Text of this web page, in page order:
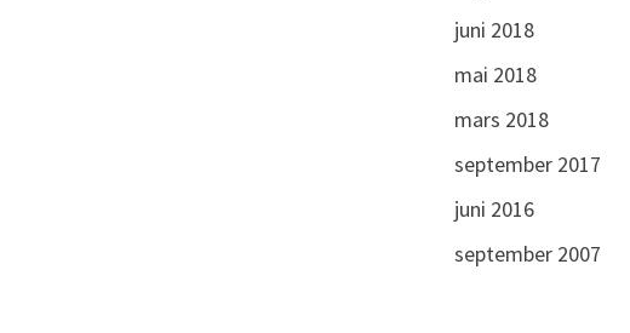
juni 2018
mai 2018
mars 2018
september 2017
juni 2016
september 2007